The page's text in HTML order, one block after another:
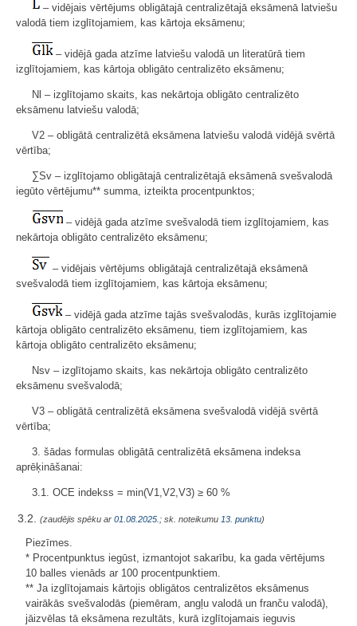
– vidējais vērtējums obligātajā centralizētajā eksāmenā latviešu
valodā tiem izglītojamiem, kas kārtoja eksāmenu;
– vidējā gada atzīme latviešu valodā un literatūrā tiem
izglītojamiem, kas kārtoja obligāto centralizēto eksāmenu;
Nl – izglītojamo skaits, kas nekārtoja obligāto centralizēto
eksāmenu latviešu valodā;
V2 – obligātā centralizētā eksāmena latviešu valodā vidējā svērtā
vērtība;
∑Sv – izglītojamo obligātajā centralizētajā eksāmenā svešvalodā
iegūto vērtējumu** summa, izteikta procentpunktos;
– vidējā gada atzīme svešvalodā tiem izglītojamiem, kas
nekārtoja obligāto centralizēto eksāmenu;
– vidējais vērtējums obligātajā centralizētajā eksāmenā
svešvalodā tiem izglītojamiem, kas kārtoja eksāmenu;
– vidējā gada atzīme tajās svešvalodās, kurās izglītojamie
kārtoja obligāto centralizēto eksāmenu, tiem izglītojamiem, kas
kārtoja obligāto centralizēto eksāmenu;
Nsv – izglītojamo skaits, kas nekārtoja obligāto centralizēto
eksāmenu svešvalodā;
V3 – obligātā centralizētā eksāmena svešvalodā vidējā svērtā
vērtība;
3. šādas formulas obligātā centralizētā eksāmena indeksa
aprēķināšanai:
3.1. OCE indekss = min(V1,V2,V3) ≥ 60 %
3.2. (zaudējis spēku ar 01.08.2025. ; sk. noteikumu 13. punktu)
Piezīmes.
* Procentpunktus iegūst, izmantojot sakarību, ka gada vērtējums
10 balles vienāds ar 100 procentpunktiem.
** Ja izglītojamais kārtojis obligātos centralizētos eksāmenus
vairākās svešvalodās (piemēram, angļu valodā un franču valodā),
jāizvēlas tā eksāmena rezultāts, kurā izglītojamais ieguvis